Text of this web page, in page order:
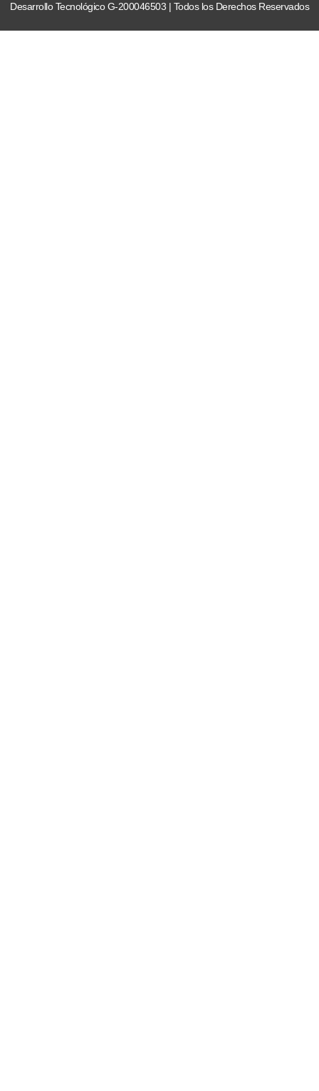
Desarrollo Tecnológico G-200046503 | Todos los Derechos Reservados